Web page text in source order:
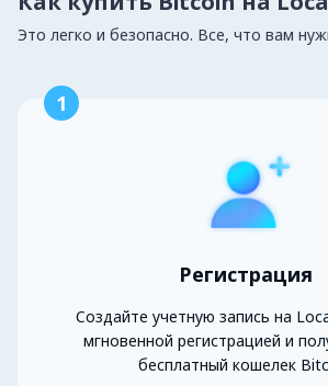
Это легко и безопасно. Все, что вам
1
Регистрация
Создайте учетную запись на
мгновенной регистрацией и
бесплатный кошелек